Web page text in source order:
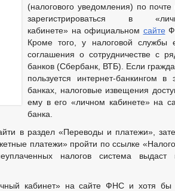
(налогового уведомления) по почте
зарегистрироваться в
кабинете» на официальном сайте
Кроме того, у налоговой службы
соглашения о сотрудничестве с
банков (Сбербанк, ВТБ). Если
пользуется интернет-банкингом в
банках, налоговые извещения
ему в его «личном кабинете» на
банка.
в раздел «Переводы и платежи»,
платежи» пройти по ссылке
налогов система выдаст
кабинет» на сайте ФНС и хотя бы